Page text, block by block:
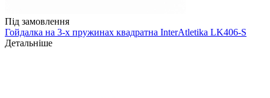
Під замовлення
Гойдалка на 3-х пружинах квадратна InterAtletika LK406-S
Детальніше